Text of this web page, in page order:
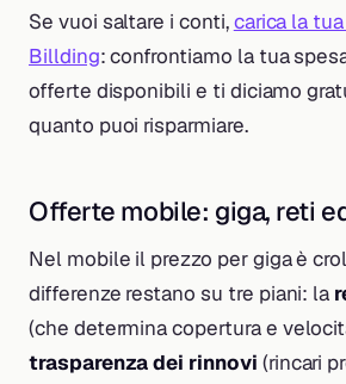
Se vuoi saltare i conti,carica la
Billding: confrontiamo la tua
offerte disponibili e ti diciamo
quanto puoi risparmiare.
Offerte mobile: giga, reti
Nel mobile il prezzo per giga è
differenze restano su tre piani: la
(che determina copertura e
trasparenza dei rinnovi (rincari